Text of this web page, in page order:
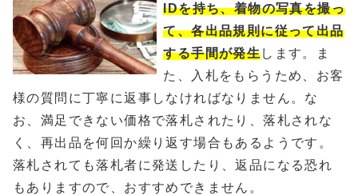
IDを持ち、着物の写真を撮っ
て、各出品規則に従って出品
する手間が発生します。ま
た、入札をもらうため、お客
様の質問に丁寧に返事しなければなりません。な
お、満足できない価格で落札されたり、落札されな
く、再出品を何回か繰り返す場合もあるようです。
落札されても落札者に発送したり、返品になる恐れ
もありますので、おすすめできません。